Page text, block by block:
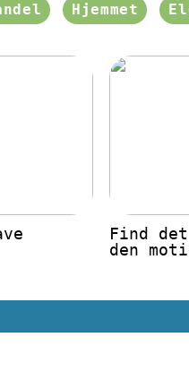
Hjemmet
Find
den